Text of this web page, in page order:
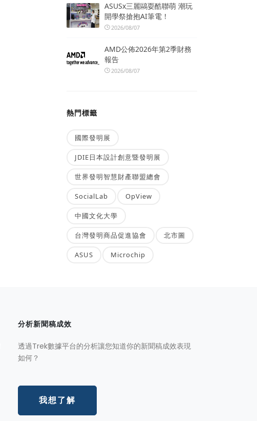
ASUSx三麗鷗耍酷聯萌 潮玩
開學祭搶抱AI筆電！
2026/08/07
AMD公佈2026年第2季財務
報告
2026/08/07
熱門標籤
國際發明展
JDIE日本設計創意暨發明展
世界發明智慧財產聯盟總會
SocialLab OpView
中國文化大學
台灣發明商品促進協會 北市圖
ASUS Microchip
分析新聞稿成效
透過Trek數據平台的分析讓您知道你的新聞稿成效表現
如何？
我想了解